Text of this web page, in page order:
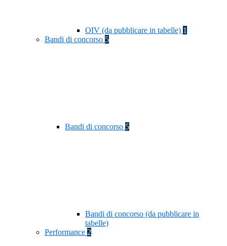
OIV (da pubblicare in tabelle) 1
Bandi di concorso 5
Bandi di concorso 5
Bandi di concorso (da pubblicare in
tabelle)
Performance 2